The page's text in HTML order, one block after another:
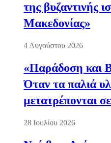
της βυζαντινής
Μακεδονίας»
4 Αυγούστου 2026
«Παράδοση και
Όταν τα παλιά
μετατρέπονται
28 Ιουλίου 2026